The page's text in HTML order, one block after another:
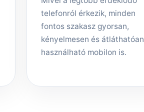
telefonról érkezik, minden
fontos szakasz gyorsan,
kényelmesen és átláthatóan
használható mobilon is.